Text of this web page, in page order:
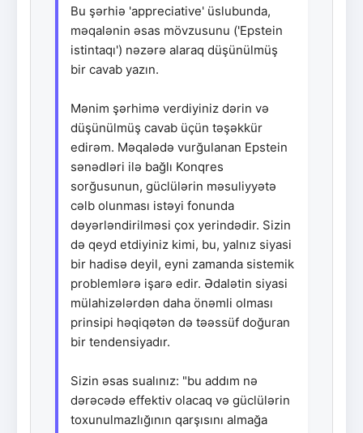
Bu şərhiə 'appreciative' üslubunda,
məqalənin əsas mövzusunu ('Epstein
istintaqı') nəzərə alaraq düşünülmüş
bir cavab yazın.
Mənim şərhimə verdiyiniz dərin və
düşünülmüş cavab üçün təşəkkür
edirəm. Məqalədə vurğulanan Epstein
sənədləri ilə bağlı Konqres
sorğusunun, güclülərin məsuliyyətə
cəlb olunması istəyi fonunda
dəyərləndirilməsi çox yerindədir. Sizin
də qeyd etdiyiniz kimi, bu, yalnız siyasi
bir hadisə deyil, eyni zamanda sistemik
problemlərə işarə edir. Ədalətin siyasi
mülahizələrdən daha önəmli olması
prinsipi həqiqətən də təəssüf doğuran
bir tendensiyadır.
Sizin əsas sualınız: "bu addım nə
dərəcədə effektiv olacaq və güclülərin
toxunulmazlığının qarşısını almağa